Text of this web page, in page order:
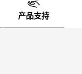
产品支持